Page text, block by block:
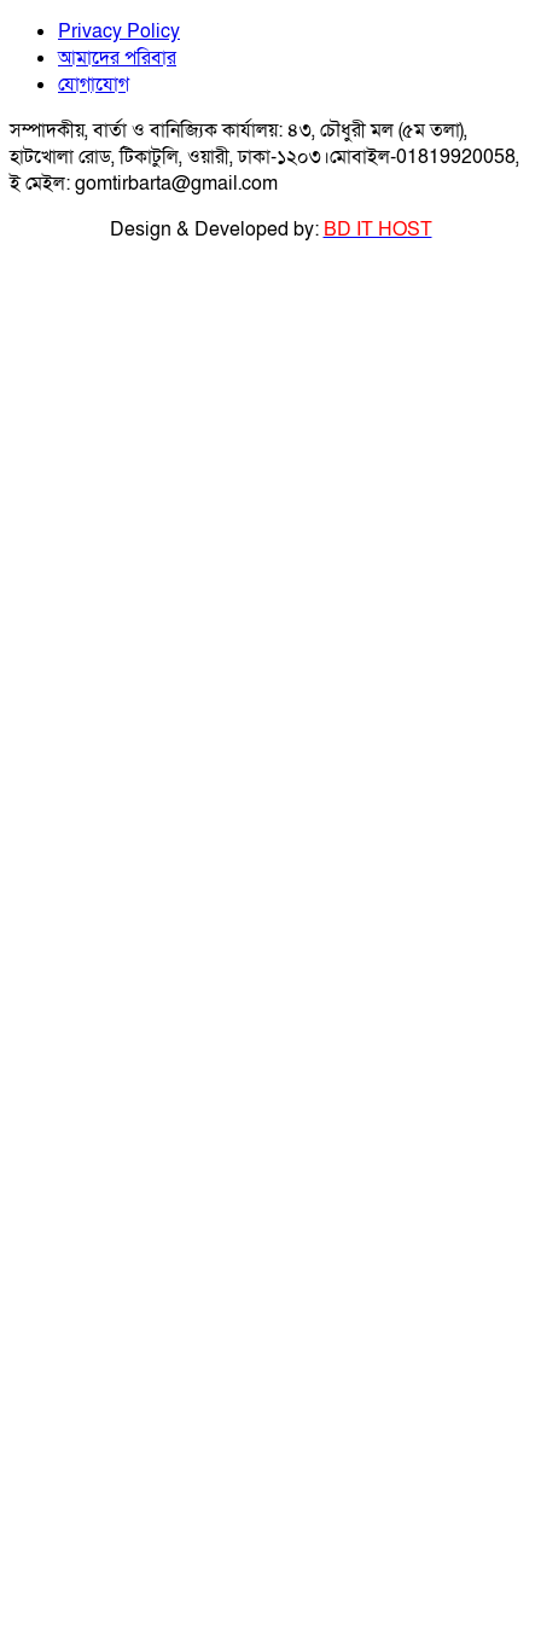
Privacy Policy
আমাদের পরিবার
যোগাযোগ
সম্পাদকীয়, বার্তা ও বানিজ্যিক কার্যালয়: ৪৩, চৌধুরী মল (৫ম তলা),
হাটখোলা রোড, টিকাটুলি, ওয়ারী, ঢাকা-১২০৩।মোবাইল-01819920058,
ই মেইল: gomtirbarta@gmail.com
Design & Developed by: BD IT HOST